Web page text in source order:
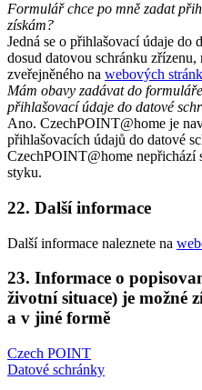
Formulář chce po mně zadat
získám?
Jedná se o přihlašovací údaje do
dosud datovou schránku
zveřejněného na webových
Mám obavy zadávat do
přihlašovací údaje do datové
Ano. CzechPOINT@home je
přihlašovacích údajů do datové
CzechPOINT@home nepřichází
styku.
22. Další informace
Další informace naleznete na
23. Informace o
životní situace) je možné
a v jiné formě
Czech POINT
Datové schránky